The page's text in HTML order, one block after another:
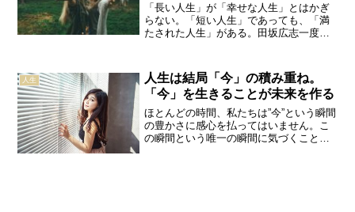
「長い人生」が「幸せな人生」とはかぎ
らない。「短い人生」であっても、「満
たされた人生」がある。田坂広志一度き
は、何年生きたからどうだとか、そうい
う話ではない。たとえ人生...
人生
人生は結局「今」の積み重ね。
「今」を生きることが未来を作る
ほとんどの時間、私たちは”今”という瞬間
の豊かさに感心を払ってはいません。こ
の瞬間という唯一の瞬間に気づくこと